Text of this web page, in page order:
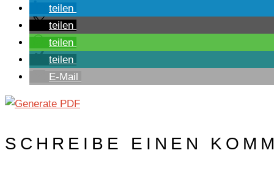
teilen
teilen
teilen
teilen
E-Mail
SCHREIBE EINEN